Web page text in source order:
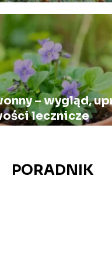
– wygląd,
lecznicze
PORADNIK